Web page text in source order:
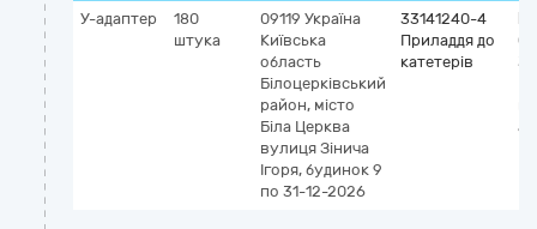
У-адаптер
180
штука
09119 Україна
Київська
область
Білоцерківський
район, місто
Біла Церква
вулиця Зінича
Ігоря, будинок 9
по 31-12-2026
33141240-4
Приладдя до
катетерів